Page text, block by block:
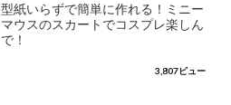
型紙いらずで簡単に作れる！ミニー
マウスのスカートでコスプレ楽しん
で！
3,807ビュー